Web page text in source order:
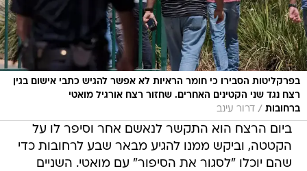
בפרקליטות הסבירו כי חומר הראיות לא אפשר להגיש כתבי אישום בגין
רצח נגד שני הקטינים האחרים. שחזור רצח אורגיל מואטי
ברחובות / דרור עינב
ביום הרצח הוא התקשר לנאשם אחר וסיפר לו על
הקטטה, וביקש ממנו להגיע מבאר שבע לרחובות כדי
שהם יוכלו "לסגור את הסיפור" עם מואטי. השניים